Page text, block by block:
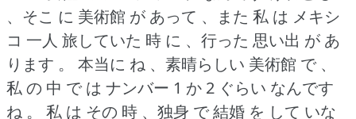
、そこ に 美術館 が あって 、また 私 は メキシ
コ 一人 旅していた 時 に 、行った 思い出 が あ
ります 。
本当に ね 、素晴らしい 美術館 で 、
私 の 中 で は ナンバー 1 か 2 ぐらい なんです
ね 。
私 は その 時 、独身 で 結婚 を して いな